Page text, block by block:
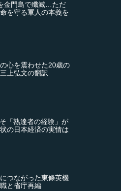
金門島で殲滅…ただ
を守る軍人の本義を
心を震わせた20歳の
上弘文の翻訳
「熟達者の経験」が
の日本経済の実情は
つながった東條英機
と省庁再編